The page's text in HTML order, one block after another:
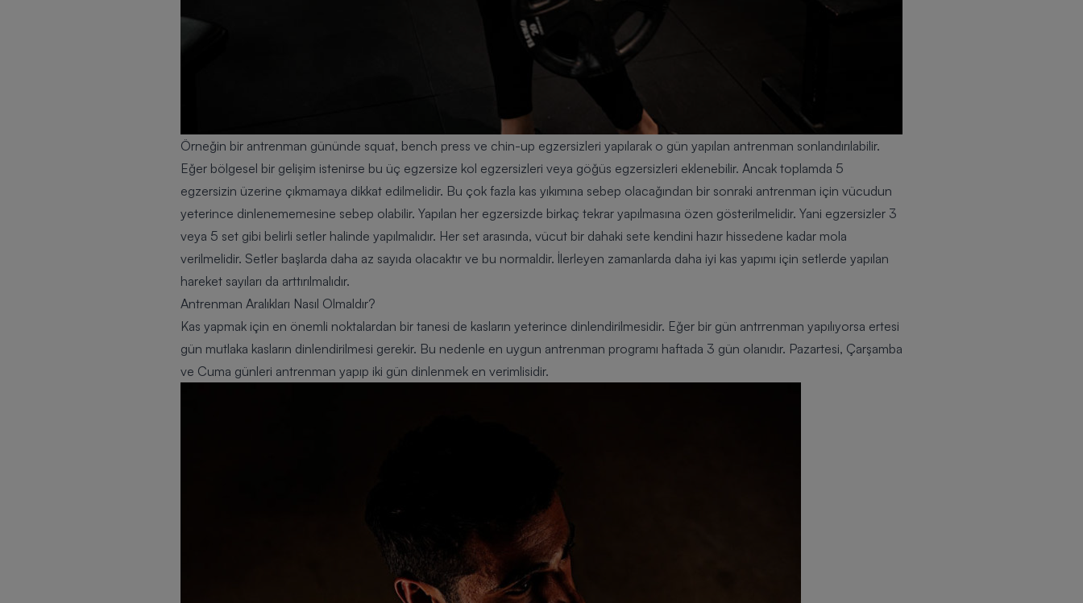
Örneğin bir antrenman gününde squat, bench press ve chin-up egzersizleri yapılarak o gün yapılan antrenman sonlandırılabilir.
Eğer bölgesel bir gelişim istenirse bu üç egzersize kol egzersizleri veya göğüs egzersizleri eklenebilir. Ancak toplamda 5
egzersizin üzerine çıkmamaya dikkat edilmelidir. Bu çok fazla kas yıkımına sebep olacağından bir sonraki antrenman için vücudun
yeterince dinlenememesine sebep olabilir. Yapılan her egzersizde birkaç tekrar yapılmasına özen gösterilmelidir. Yani egzersizler 3
veya 5 set gibi belirli setler halinde yapılmalıdır. Her set arasında, vücut bir dahaki sete kendini hazır hissedene kadar mola
verilmelidir. Setler başlarda daha az sayıda olacaktır ve bu normaldir. İlerleyen zamanlarda daha iyi kas yapımı için setlerde yapılan
hareket sayıları da arttırılmalıdır.
Antrenman Aralıkları Nasıl Olmaldır?
Kas yapmak için en önemli noktalardan bir tanesi de kasların yeterince dinlendirilmesidir. Eğer bir gün antrrenman yapılıyorsa ertesi
gün mutlaka kasların dinlendirilmesi gerekir. Bu nedenle en uygun antrenman programı haftada 3 gün olanıdır. Pazartesi, Çarşamba
ve Cuma günleri antrenman yapıp iki gün dinlenmek en verimlisidir.